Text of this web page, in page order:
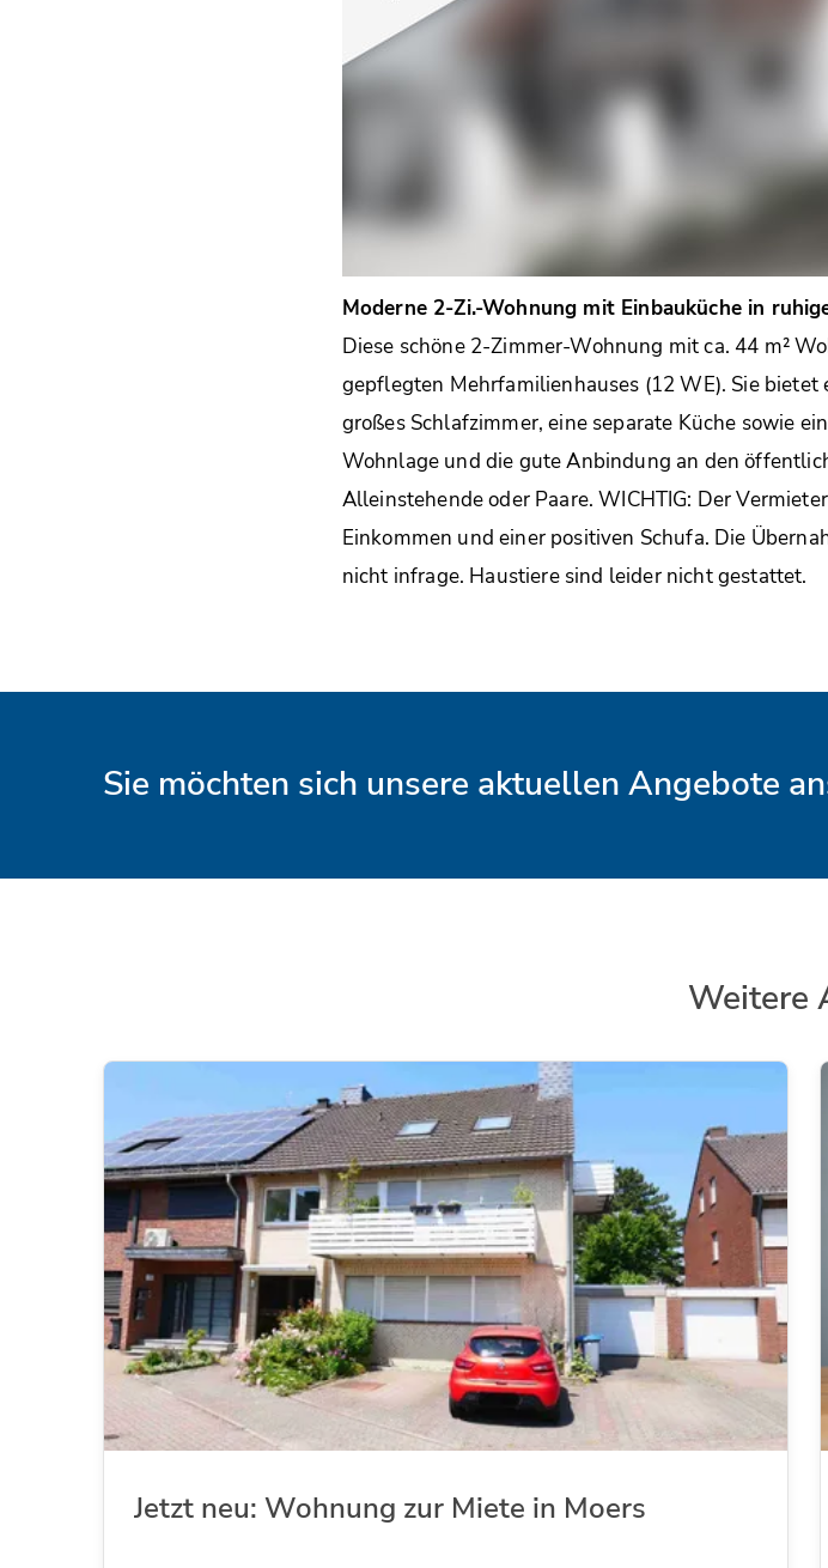
Moderne 2-Zi.-Wohnung mit Einbauküche in
Diese schöne 2-Zimmer-Wohnung mit ca. 44 m²
gepflegten Mehrfamilienhauses (12 WE). Sie
großes Schlafzimmer, eine separate Küche sowie
Wohnlage und die gute Anbindung an den
Alleinstehende oder Paare. WICHTIG: Der
Einkommen und einer positiven Schufa. Die
nicht infrage. Haustiere sind leider nicht gestattet.
Sie möchten sich unsere aktuellen Angebote
Weitere
Jetzt neu: Wohnung zur Miete in Moers